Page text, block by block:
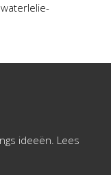
ideeën. Lees